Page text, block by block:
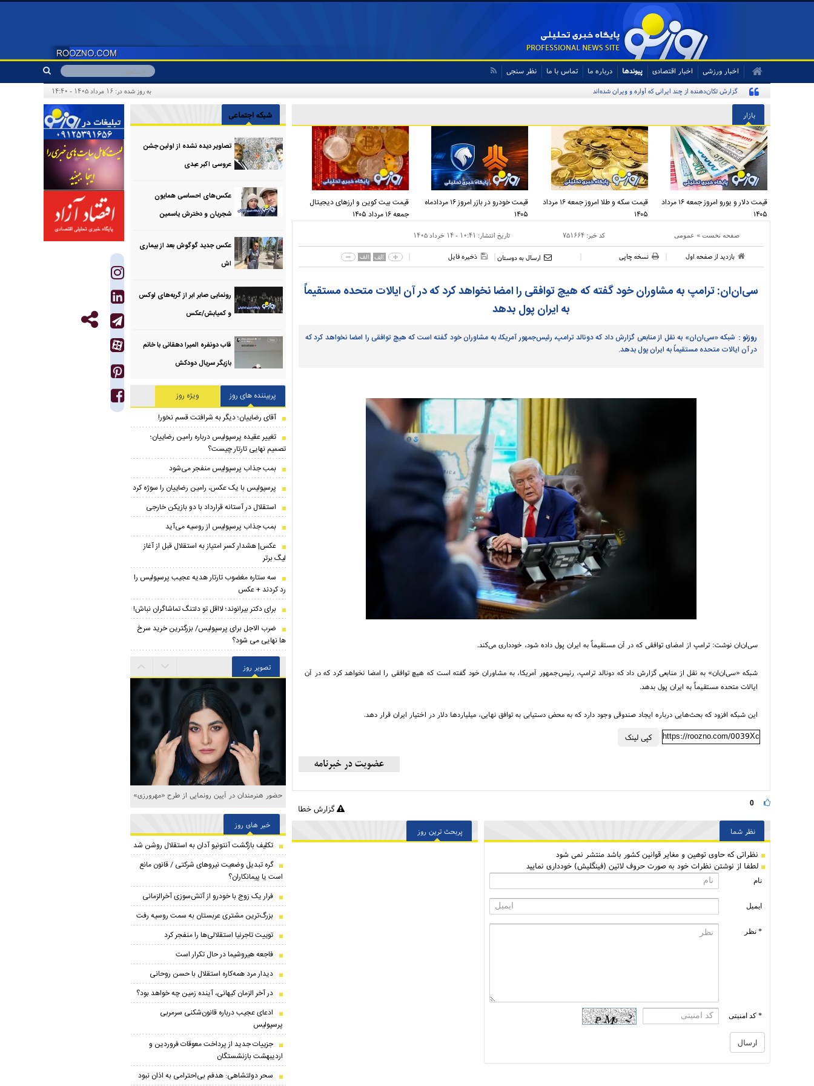
اخبار ورزشی اخبار اقتصادی پیوندها درباره ما تماس با ما نظر سنجی
گزارش تکان‌دهنده از چند ایرانی که آواره و ویران شده‌اند به روز شده در: ۱۶ مرداد ۱۴۰۵ - ۱۴:۴۰
بازار
قیمت دلار و یورو امروز جمعه ۱۶ مرداد
۱۴۰۵
قیمت سکه و طلا امروز جمعه ۱۶ مرداد
۱۴۰۵
قیمت خودرو در بازر امروز ۱۶ مردادماه
۱۴۰۵
قیمت بیت کوین و ارز‌های دیجیتال
جمعه ۱۶ مرداد ۱۴۰۵
صفحه نخست » عمومی کد خبر:۷۵۱۶۶۴ تاریخ انتشار: ۱۰:۴۱ - ۱۴ خرداد ۱۴۰۵
بازدید از صفحه اول نسخه چاپی ارسال به دوستان ذخیره فایل الف الف
سی‌ان‌ان: ترامپ به مشاوران خود گفته که هیچ توافقی را امضا نخواهد کرد که در آن ایالات متحده مستقیماً
به ایران پول بدهد
روزنو : شبکه «سی‌ان‌ان» به نقل از منابعی گزارش داد که دونالد ترامپ، رئیس‌جمهور آمریکا، به مشاوران خود گفته است که هیچ توافقی را امضا نخواهد کرد که
در آن ایالات متحده مستقیماً به ایران پول بدهد.
سی‌ان‌ان نوشت: ترامپ از امضای توافقی که در آن مستقیماً به ایران پول داده شود، خودداری می‌کند.
شبکه «سی‌ان‌ان» به نقل از منابعی گزارش داد که دونالد ترامپ، رئیس‌جمهور آمریکا، به مشاوران خود گفته است که هیچ توافقی را امضا نخواهد کرد که در آن
ایالات متحده مستقیماً به ایران پول بدهد.
این شبکه افزود که بحث‌هایی درباره ایجاد صندوقی وجود دارد که به محض دستیابی به توافق نهایی، میلیاردها دلار در اختیار ایران قرار دهد.
کپی لینک https://roozno.com/0039Xc
0 گزارش خطا
نظر شما
نظراتی كه حاوی توهین و مغایر قوانین کشور باشد منتشر نمی شود
لطفا از نوشتن نظرات خود به صورت حروف لاتین (فینگلیش) خودداری نمایید
نام
ایمیل
* نظر
* کد امنیتی
پربحث ترین روز
شبکه اجتماعی
تصاویر دیده نشده از اولین جشن
عروسی اکبر عبدی
عکس‌های احساسی همایون
شجریان و دخترش یاسمین
عکس جدید گوگوش بعد از بیماری
اش
رونمایی صابر ابر از گربه‌های لوکس
و کمیابش/عکس
قاب دونفره المیرا دهقانی با خانم
بازیگر سریال دودکش
پربیننده های روز
ویژه روز
آقای رضاییان؛ دیگر به شرافتت قسم نخور!
تغییر عقیده پرسپولیس درباره رامین رضاییان؛
تصمیم نهایی تارتار چیست؟
بمب جذاب پرسپولیس منفجر می‌شود
پرسپولیس با یک عکس، رامین رضاییان را سوژه کرد
استقلال در آستانه قرارداد با دو بازیکن خارجی
بمب جذاب پرسپولیس از روسیه می‌آید
عکس| هشدار کسر امتیاز به استقلال قبل از آغاز
لیگ برتر
سه ستاره مغضوب تارتار هدیه عجیب پرسپولیس را
رد کردند + عکس
برای دکتر بیرانوند؛ لااقل تو دلتنگ تماشاگران نباش!
ضرب الاجل برای پرسپولیس/ بزرگترین خرید سرخ
ها نهایی می شود؟
تصویر روز
حضور هنرمندان در آیین رونمایی از طرح «مهرورزی»
خبر های روز
تکلیف بازگشت آنتونیو آدان به استقلال روشن شد
گره تبدیل وضعیت نیروهای شرکتی / قانون مانع
است یا پیمانکاران؟
فرار یک زوج با خودرو از آتش‌سوزی آخرالزمانی
بزرگ‌ترین مشتری عربستان به سمت روسیه رفت
توییت تاجرنیا استقلالی‌ها را منفجر کرد
فاجعه هیروشیما در حال تکرار است
دیدار مرد همه‌کاره استقلال با حسن روحانی
در آخر الزمان کیهانی، آینده زمین چه خواهد بود؟
ادعای عجیب درباره قانون‌شکنی سرمربی
پرسپولیس
جزییات جدید از پرداخت معوقات فروردین و
اردیبهشت بازنشستگان
سحر دولتشاهی: هدفم بی‌احترامی به اذان نبود